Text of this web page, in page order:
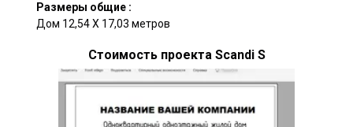
Размеры общие :
Дом 12,54 X 17,03 метров
Стоимость проекта Scandi S